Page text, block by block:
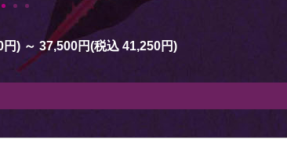
円) ～ 37,500円(税込 41,250円)